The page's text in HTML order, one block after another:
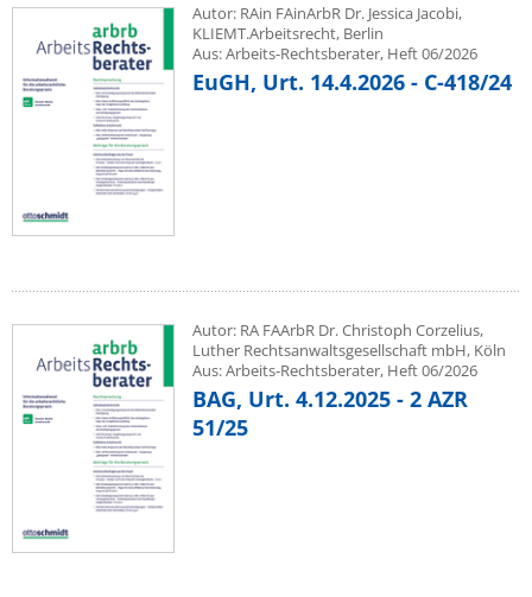
Autor: RAin FAinArbR Dr. Jessica Jacobi,
KLIEMT.Arbeitsrecht, Berlin
Aus: Arbeits-Rechtsberater, Heft 06/2026
EuGH, Urt. 14.4.2026 - C-418/24
Autor: RA FAArbR Dr. Christoph Corzelius,
Luther Rechtsanwaltsgesellschaft mbH, Köln
Aus: Arbeits-Rechtsberater, Heft 06/2026
BAG, Urt. 4.12.2025 - 2 AZR
51/25